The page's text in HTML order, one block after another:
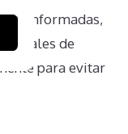
informadas,
de
para evitar